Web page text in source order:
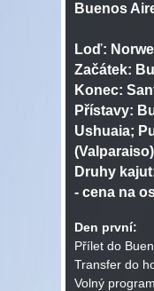
Buenos
Loď:
Začátek:
Konec:
Přístavy:
Ushuaia;
(Valparaiso)
Druhy
- cena na
Den první:
Přílet do
Transfer do
Volný